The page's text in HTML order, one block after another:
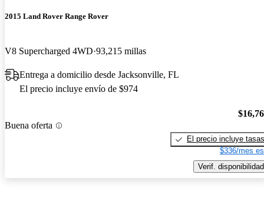
2015 Land Rover Range Rover
V8 Supercharged 4WD 93,215 millas
Entrega a domicilio desde Jacksonville, FL
El precio incluye envío de $974
Buena oferta
El precio incluye tasas
$336/mes
Verif. disponibilidad